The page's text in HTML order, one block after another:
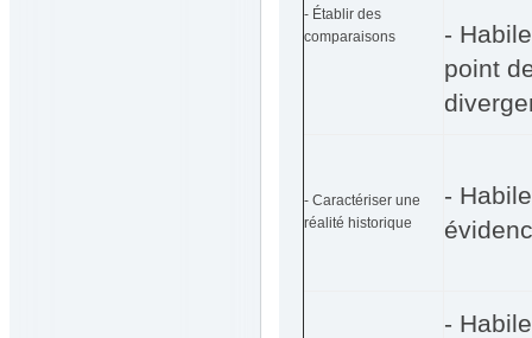
- Établir des
comparaisons
-
point
- Caractériser une
réalité historique
-
-